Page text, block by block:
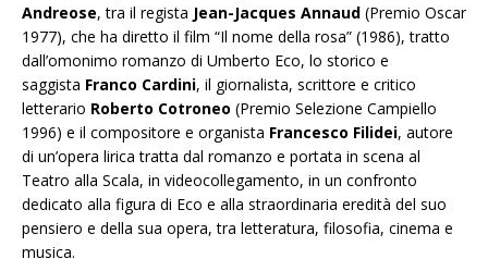
Andreose, tra il regista Jean-Jacques Annaud (Premio Oscar
1977), che ha diretto il film “Il nome della rosa” (1986), tratto
dall’omonimo romanzo di Umberto Eco, lo storico e
saggista Franco Cardini, il giornalista, scrittore e critico
letterario Roberto Cotroneo (Premio Selezione Campiello
1996) e il compositore e organista Francesco Filidei, autore
di un’opera lirica tratta dal romanzo e portata in scena al
Teatro alla Scala, in videocollegamento, in un confronto
dedicato alla figura di Eco e alla straordinaria eredità del suo
pensiero e della sua opera, tra letteratura, filosofia, cinema e
musica.